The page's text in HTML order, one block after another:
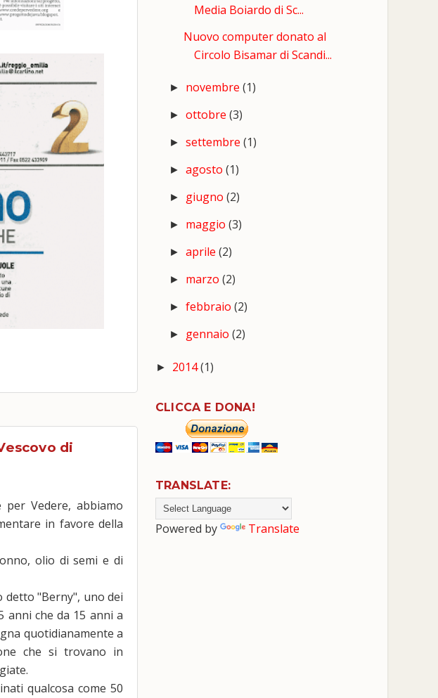
di
per Vedere, abbiamo
in favore della
olio di semi e di
detto "Berny", uno dei
anni che da 15 anni a
quotidianamente a
che si trovano in
qualcosa come 50
Media Boiardo di Sc...
Nuovo computer donato al
Circolo Bisamar di Scandi...
► novembre(1)
►ottobre(3)
►settembre(1)
►agosto(1)
► giugno(2)
► maggio(3)
►aprile(2)
► marzo(2)
►febbraio(2)
► gennaio(2)
► 2014(1)
CLICCA E DONA!
TRANSLATE:
Powered by Translate